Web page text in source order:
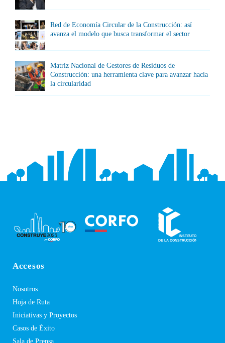
Red de Economía Circular de la Construcción: así
avanza el modelo que busca transformar el sector
Matriz Nacional de Gestores de Residuos de
Construcción: una herramienta clave para avanzar hacia
la circularidad
Accesos
Nosotros
Hoja de Ruta
Iniciativas y Proyectos
Casos de Éxito
Sala de Prensa